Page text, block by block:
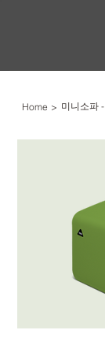
Home > 미니소파